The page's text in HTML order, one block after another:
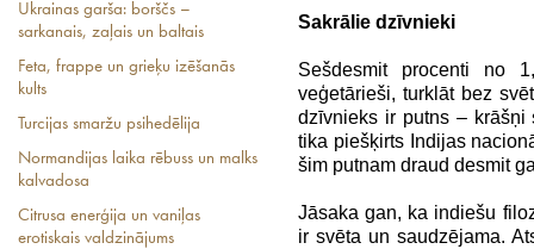
Ukrainas garša: borščs –
sarkanais, zaļais un baltais
Feta, frappe un grieķu izēšanās
kults
Turcijas smaržu psihedēlija
Normandijas laika rēbuss un malks
kalvadosa
Citrusa enerģija un vaniļas
erotiskais valdzinājums
Sakrālie dzīvnieki
Sešdesmit procenti no
veģetārieši, turklāt bez
dzīvnieks ir putns – krāšņi
tika piešķirts Indijas
šim putnam draud desmit
Jāsaka gan, ka indiešu
ir svēta un saudzējama.